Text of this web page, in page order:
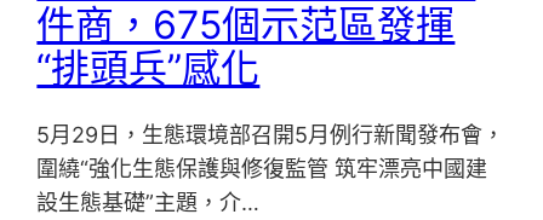
件商，675個示范區發揮
“排頭兵”感化
5月29日，生態環境部召開5月例行新聞發布會，
圍繞“強化生態保護與修復監管 筑牢漂亮中國建
設生態基礎”主題，介…